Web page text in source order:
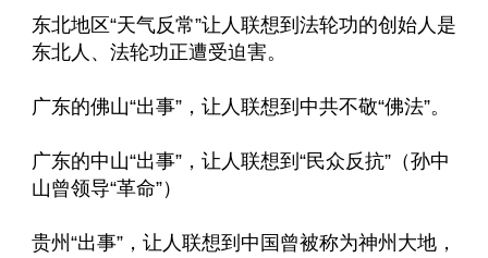
东北地区“天气反常”让人联想到法轮功的创始人是
东北人、法轮功正遭受迫害。
广东的佛山“出事”，让人联想到中共不敬“佛法”。
广东的中山“出事”，让人联想到“民众反抗”（孙中
山曾领导“革命”）
贵州“出事”，让人联想到中国曾被称为神州大地，